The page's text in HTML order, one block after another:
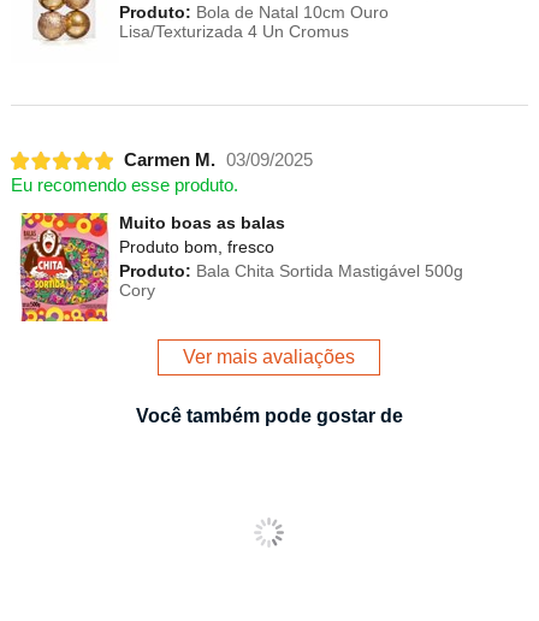
Produto: Bola de Natal 10cm Ouro
Lisa/Texturizada 4 Un Cromus
Carmen M. 03/09/2025
Eu recomendo esse produto.
Muito boas as balas
Produto bom, fresco
Produto: Bala Chita Sortida Mastigável 500g
Cory
Ver mais avaliações
Você também pode gostar de